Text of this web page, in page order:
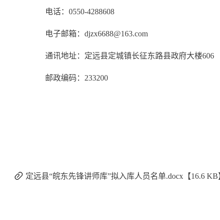
电话：0550-4288608
电子邮箱：djzx6688@163.com
通讯地址：定远县定城镇长征东路县政府大楼606
邮政编码：233200
定远县“皖东先锋讲师库”拟入库人员名单.docx【16.6 KB